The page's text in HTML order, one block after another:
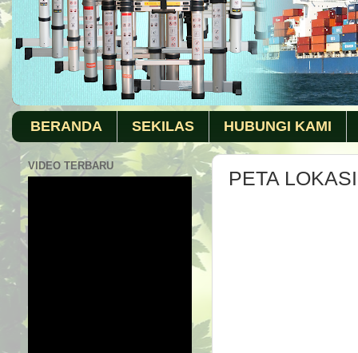
BERANDA SEKILAS HUBUNGI KAMI
PETA LOKASI
VIDEO TERBARU